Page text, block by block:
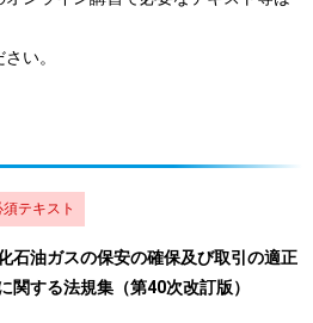
い。
須テキスト
石油ガスの保安の確保及び取引の適正
関する法規集（第40次改訂版）